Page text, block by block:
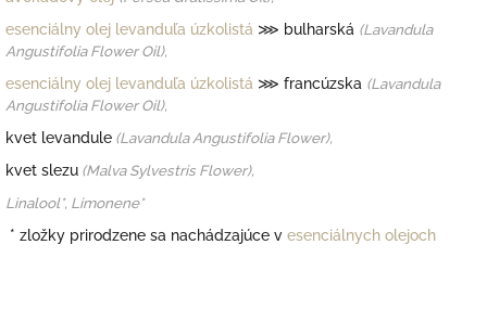
esenciálny olej levanduľa úzkolistá ⋙ bulharská (Lavandula
Angustifolia Flower Oil),
esenciálny olej levanduľa úzkolistá ⋙ francúzska (Lavandula
Angustifolia Flower Oil),
kvet levandule (Lavandula Angustifolia Flower),
kvet slezu (Malva Sylvestris Flower),
Linalool*, Limonene*
* zložky prirodzene sa nachádzajúce v esenciálnych olejoch